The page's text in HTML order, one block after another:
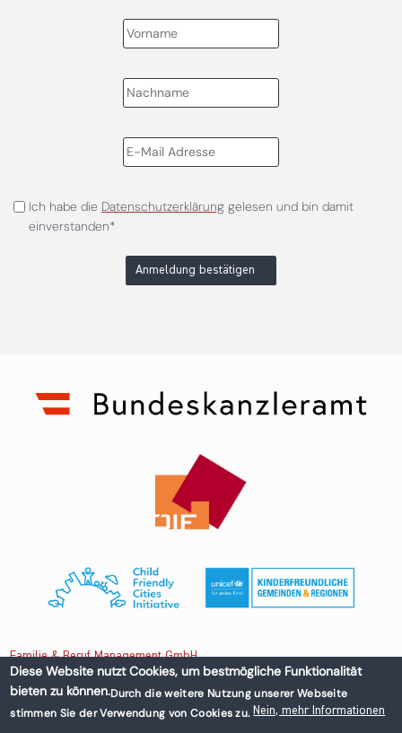
Ich habe die Datenschutzerklärunggelesen und bin damit
einverstanden*
Anmeldung bestätigen
Familie & Beruf Management GmbH
Untere Donaustraße 13-15/3 1020 Wien, Austria
+43 1 218 50 70
Diese Website nutzt Cookies, um bestmögliche Funktionalität
bieten zu können.Durch die weitere Nutzung unserer Webseite
stimmen Sie der Verwendung von Cookies zu. Nein, mehr Informationen